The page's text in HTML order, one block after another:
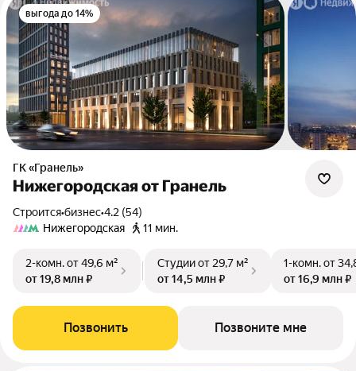
выгода до 14%
ГК «Гранель»
Нижегородская от Гранель
Строится•бизнес•4.2 (54)
Нижегородская
11 мин.
2-комн.от 49,6 м²
от 19,8 млн ₽
Студииот 29,7 м²
от 14,5 млн ₽
1-комн.от
от 16,9 млн ₽
Позвонить Позвоните мне